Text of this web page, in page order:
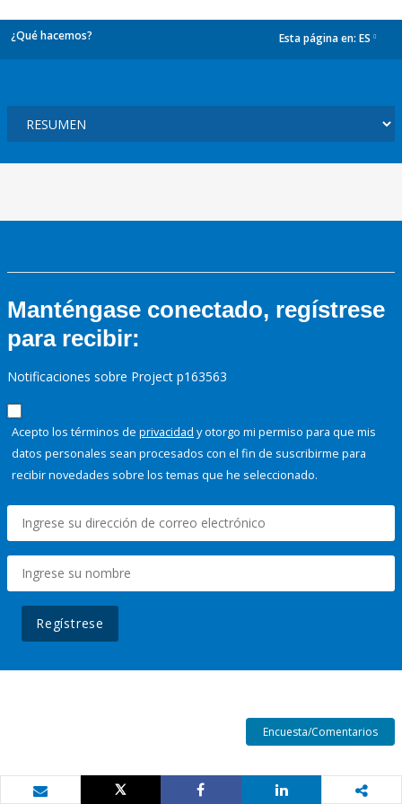
¿Qué hacemos? Esta página en: ES
Manténgase conectado, regístrese
para recibir:
Notificaciones sobre Project p163563
Acepto los términos de privacidad y otorgo mi permiso para que mis
datos personales sean procesados con el fin de suscribirme para
recibir novedades sobre los temas que he seleccionado.
Regístrese
Encuesta/Comentarios